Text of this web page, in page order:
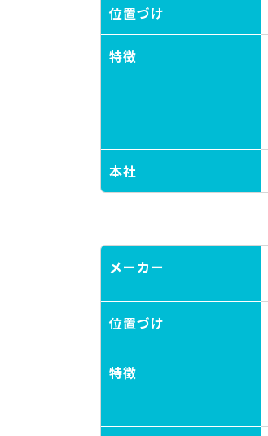
位置づけ
特徴
本社
メーカー
位置づけ
特徴